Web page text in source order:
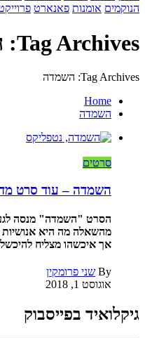
הנוקמים אומנות פאנארט
Tag Archives: השמדה
Tag Archives: השמדה
Home
השמדה
סרטים
השמדה – עוד סרט
הסרט "השמדה" מנסה
מהשאלה מה היא אנושיות
אך איכשהו מצליח
By שני פרומקין
אוגוסט 1, 2018
גיקלואיד בפייסבוק